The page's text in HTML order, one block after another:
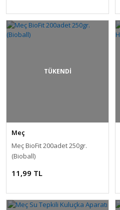
TÜKENDİ
Meç
Meç BioFit 200adet 250gr.
(Bioball)
11,99 TL